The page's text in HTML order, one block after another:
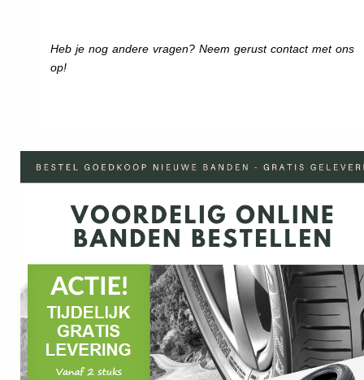
Heb je nog andere vragen? Neem gerust contact met ons
op!